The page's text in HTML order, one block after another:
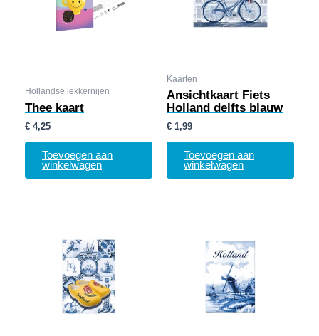
Hollandse lekkernijen
Thee kaart
€ 4,25
Toevoegen aan
winkelwagen
Kaarten
Ansichtkaart Fiets
Holland delfts blauw
€ 1,99
Toevoegen aan
winkelwagen